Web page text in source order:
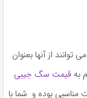
از آنها بعنوان
به قیمت سگ جیبی
مناسبی بوده و شما با